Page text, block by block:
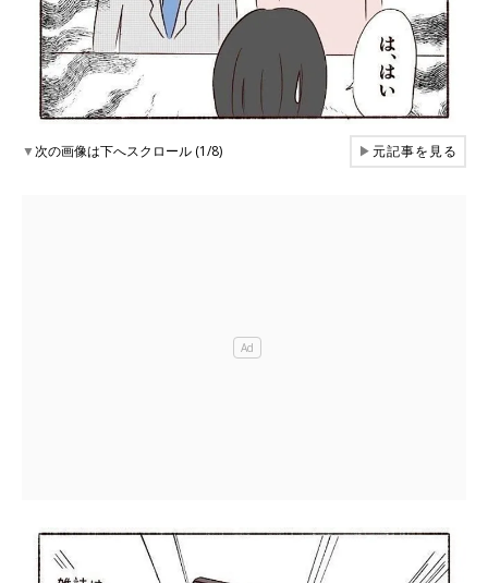
▼次の画像は下へスクロール (1/8) ▶元記事を見る